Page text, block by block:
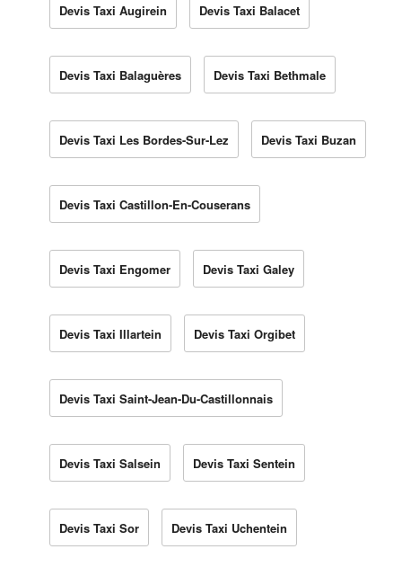
Devis Taxi Augirein Devis Taxi Balacet
Devis Taxi Balaguères Devis Taxi Bethmale
Devis Taxi Les Bordes-Sur-Lez Devis Taxi Buzan
Devis Taxi Castillon-En-Couserans
Devis Taxi Engomer Devis Taxi Galey
Devis Taxi Illartein Devis Taxi Orgibet
Devis Taxi Saint-Jean-Du-Castillonnais
Devis Taxi Salsein Devis Taxi Sentein
Devis Taxi Sor Devis Taxi Uchentein